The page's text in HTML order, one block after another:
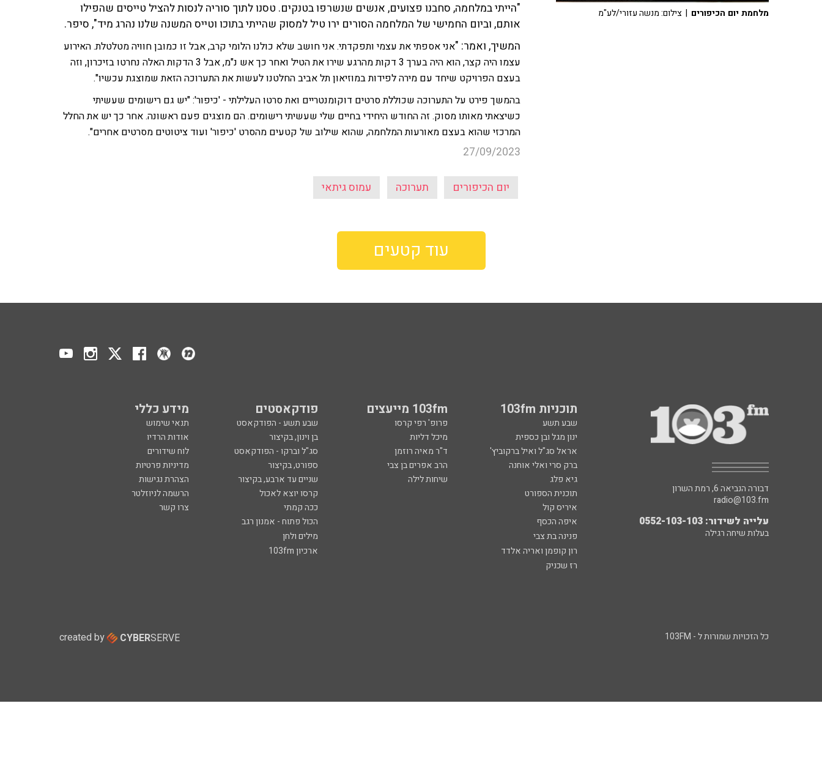
"הייתי במלחמה, סחבנו פצועים, אנשים שנשרפו בטנקים. טסנו לתוך סוריה לנסות להציל טייסים שהפילו
אותם, וביום החמישי של המלחמה הסורים ירו טיל למסוק שהייתי בתוכו וטייס המשנה שלנו נהרג מיד", סיפר.
המשיך, ואמר: "אני אספתי את עצמי ותפקדתי. אני חושב שלא כולנו הלומי קרב, אבל זו כמובן חוויה מטלטלת. האירוע
עצמו היה קצר, הוא היה בערך 3 דקות מהרגע שירו את הטיל ואחר כך אש נ"מ, אבל 3 הדקות האלה נחרטו בזיכרון, וזה
בעצם הפרויקט שיחד עם מירה לפידות במוזיאון תל אביב החלטנו לעשות את התערוכה הזאת שמוצגת עכשיו".
בהמשך פירט על התערוכה שכוללת סרטים דוקומנטריים ואת סרטו העלילתי - 'כיפור': "יש גם רישומים שעשיתי
כשיצאתי מאותו מסוק. זה החודש היחידי בחיים שלי שעשיתי רישומים. הם מוצגים פעם ראשונה. אחר כך יש את החלל
המרכזי שהוא בעצם מאורעות המלחמה, שהוא שילוב של קטעים מהסרט 'כיפור' ועוד ציטוטים מסרטים אחרים".
27/09/2023
יום הכיפורים תערוכה עמוס גיתאי
מלחמת יום הכיפורים | צילום: מנשה עזורי/לע"מ
עוד קטעים
תוכניות 103fm 103fm מייעצים פודקאסטים מידע כללי
שבע תשע פרופ' רפי קרסו שבע תשע - הפודקאסט
תנאי שימוש
ינון מגל ובן כספית
מיכל דליות בן וינון, בקיצור
אודות הרדיו
אראל סג"ל ואיל ברקוביץ'
ד"ר מאיה רוזמן סג"ל וברקו - הפודקאסט
לוח שידורים
ברק סרי ואלי אוחנה
הרב אפרים בן צבי ספורט, בקיצור
מדיניות פרטיות
גיא פלג
שיחות לילה שניים עד ארבע, בקיצור
הצהרת נגישות
תוכנית הספורט
קרסו יוצא לאכול
הרשמה לניוזלטר
איריס קול
ככה קמתי
צרו קשר
איפה הכסף
הכול פתוח - אמנון רגב
פנינה בת צבי
מילים ולחן
רון קופמן ואריה אלדד
ארכיון 103fm
רז שכניק
דבורה הנביאה 6, רמת השרון
radio@103.fm
עלייה לשידור: 0552-103-103
בעלות שיחה רגילה
כל הזכויות שמורות ל - 103FM created by CYBERSERVE